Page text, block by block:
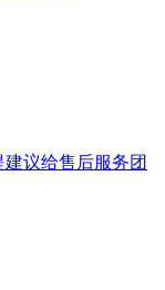
建议给售后服务团